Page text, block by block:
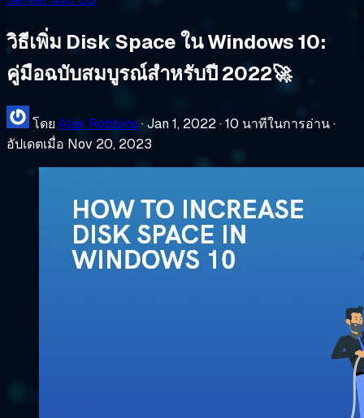
วิธีเพิ่ม Disk Space ใน Windows 10:
คู่มือฉบับสมบูรณ์สำหรับปี 2022🚀
โดย Alex Robbins ·Jan 1, 2022·10 นาทีในการอ่าน·
อัปเดตเมื่อ Nov 20, 2023